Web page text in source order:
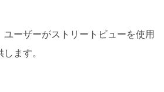
ユーザーがストリートビューを使用
ます。